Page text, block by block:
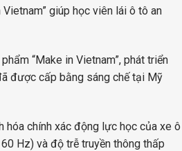
“Make in Vietnam”, phát triển
được cấp bằng sáng chế tại Mỹ
hóa chính xác động lực học của xe ô
Hz) và độ trễ truyền thông thấp